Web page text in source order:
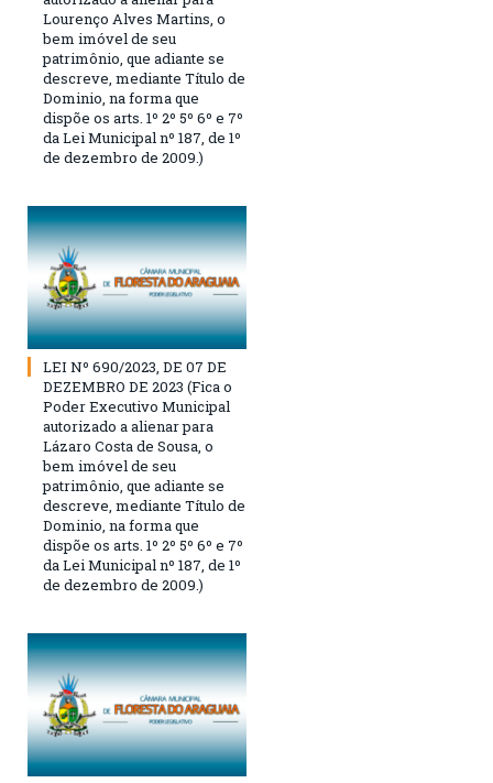
Lourenço Alves Martins, o
bem imóvel de seu
patrimônio, que adiante se
descreve, mediante Título de
Dominio, na forma que
dispõe os arts. 1º 2º 5º 6º e 7º
da Lei Municipal nº 187, de 1º
de dezembro de 2009.)
LEI Nº 690/2023, DE 07 DE
DEZEMBRO DE 2023 (Fica o
Poder Executivo Municipal
autorizado a alienar para
Lázaro Costa de Sousa, o
bem imóvel de seu
patrimônio, que adiante se
descreve, mediante Título de
Dominio, na forma que
dispõe os arts. 1º 2º 5º 6º e 7º
da Lei Municipal nº 187, de 1º
de dezembro de 2009.)